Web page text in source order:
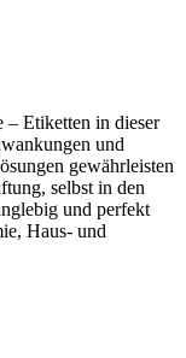
– Etiketten in dieser
und
gewährleisten
selbst in den
und perfekt
Haus- und